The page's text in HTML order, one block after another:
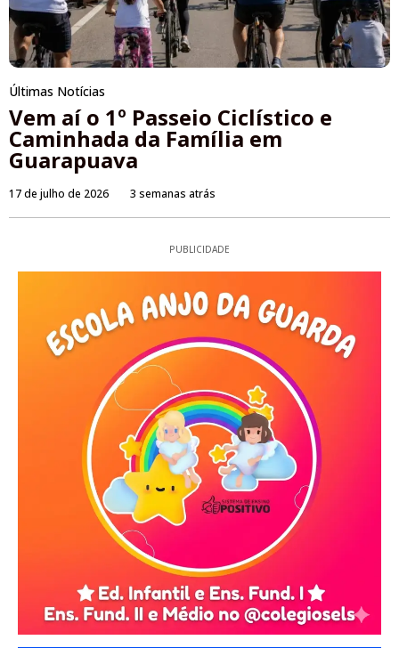
Últimas Notícias
Vem aí o 1º Passeio Ciclístico e
Caminhada da Família em
Guarapuava
17 de julho de 2026 3 semanas atrás
PUBLICIDADE